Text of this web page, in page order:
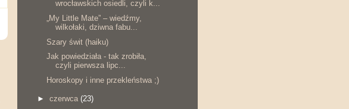
wrocławskich osiedli, czyli k...
„My Little Mate” – wiedźmy,
wilkołaki, dziwna fabu...
Szary świt (haiku)
Jak powiedziała - tak zrobiła,
czyli pierwsza lipc...
Horoskopy i inne przekleństwa ;)
► czerwca (23)